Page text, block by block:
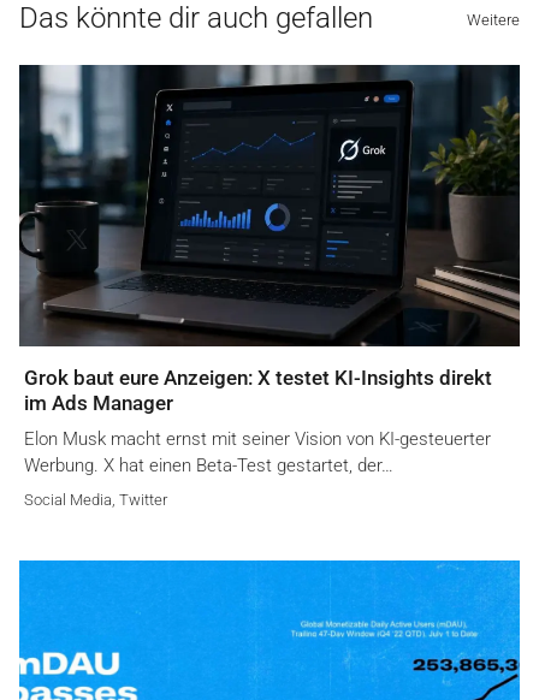
Das könnte dir auch gefallen Weitere
Grok baut eure Anzeigen: X testet KI-Insights direkt
im Ads Manager
Elon Musk macht ernst mit seiner Vision von KI-gesteuerter
Werbung. X hat einen Beta-Test gestartet, der…
Social Media Twitter